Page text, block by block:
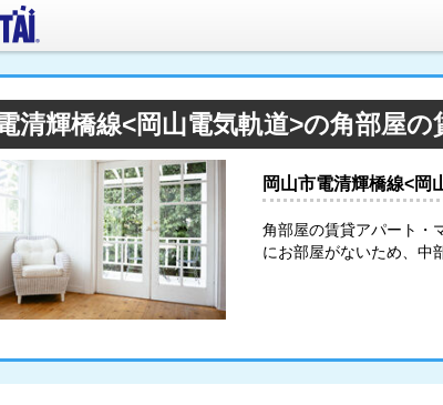
清輝橋線<岡山電気軌道>の角部屋
岡山市電清輝橋線<岡
角部屋の賃貸アパート・
にお部屋がないため、中